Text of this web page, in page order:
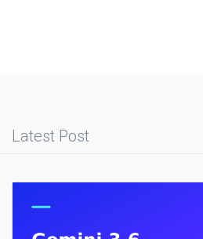
Latest Post